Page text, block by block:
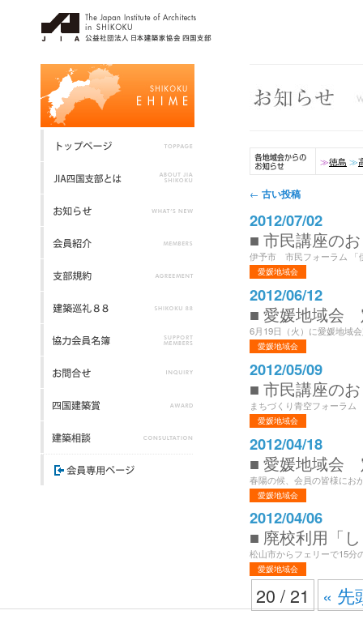
≫徳島 ≫
投稿ナビゲーション
← 古い投稿
2012/07/02
■ 市民講座の
伊予市 市民フォーラム 「
愛媛地域会
2012/06/12
■ 愛媛地域会
6月19日（火）に愛媛地域
愛媛地域会
2012/05/09
■ 市民講座の
まちづくり青空フォーラム
愛媛地域会
2012/04/18
■ 愛媛地域会
春陽の候、会員の皆様にお
愛媛地域会
2012/04/06
■ 廃校利用「
松山市からフェリーで15分
愛媛地域会
20 / 21 « 先